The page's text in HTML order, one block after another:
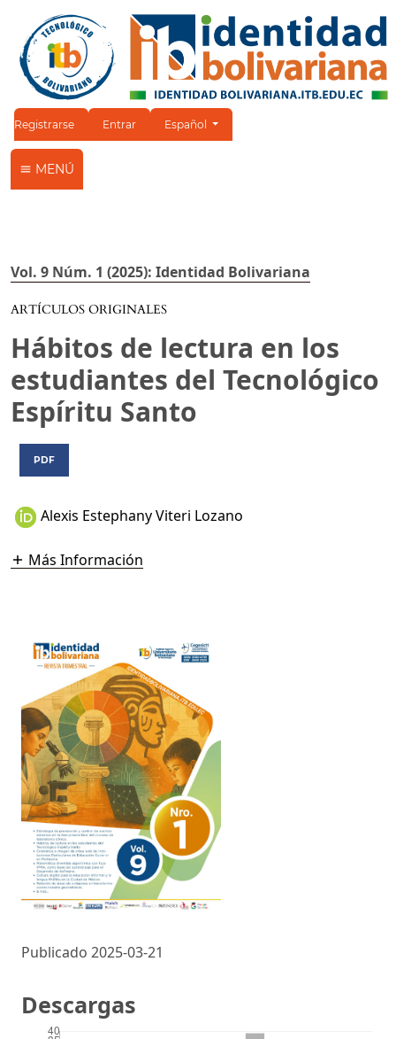
Registrarse Entrar Cambiar el idioma. El idioma actual es:
Español
MENÚ
Vol. 9 Núm. 1 (2025): Identidad Bolivariana
ARTÍCULOS ORIGINALES
Hábitos de lectura en los
estudiantes del Tecnológico
Espíritu Santo
PDF
Alexis Estephany Viteri Lozano
Más Información
Publicado 2025-03-21
Descargas